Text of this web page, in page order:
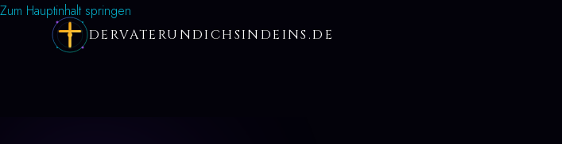
Zum Hauptinhalt springen
DERVATERUNDICHSINDEINS.DE